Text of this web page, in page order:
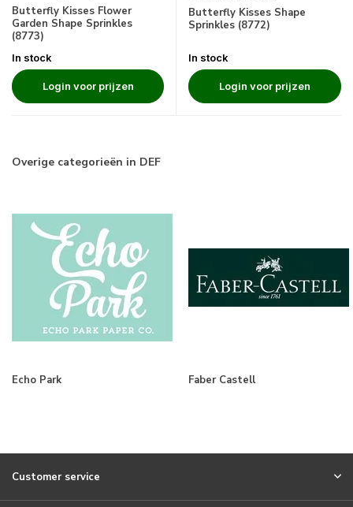
Butterfly Kisses Flower
Garden Shape Sprinkles
(8773)
In stock
Login voor prijzen
Butterfly Kisses Shape
Sprinkles (8772)
In stock
Login voor prijzen
Overige categorieën in DEF
Echo Park Faber Castell
Customer service